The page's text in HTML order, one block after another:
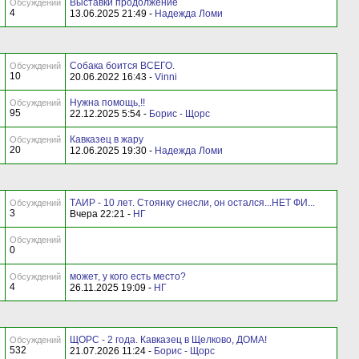
Обсуждений
4
Выставки продолжение
13.06.2025 21:49 - Надежда Ломи
Обсуждений
10
Собака боится ВСЕГО.
20.06.2022 16:43 - Vinni
Обсуждений
95
Нужна помощь,!!
22.12.2025 5:54 - Борис - Щорс
Обсуждений
20
Кавказец в жару
12.06.2025 19:30 - Надежда Ломи
Обсуждений
3
ТАИР - 10 лет. Стоянку снесли, он остался...НЕТ ФИ...
Вчера 22:21 - НГ
Обсуждений
0
Обсуждений
4
может, у кого есть место?
26.11.2025 19:09 - НГ
Обсуждений
532
ЩОРС - 2 года. Кавказец в Щелково, ДОМА!
21.07.2026 11:24 - Борис - Щорс